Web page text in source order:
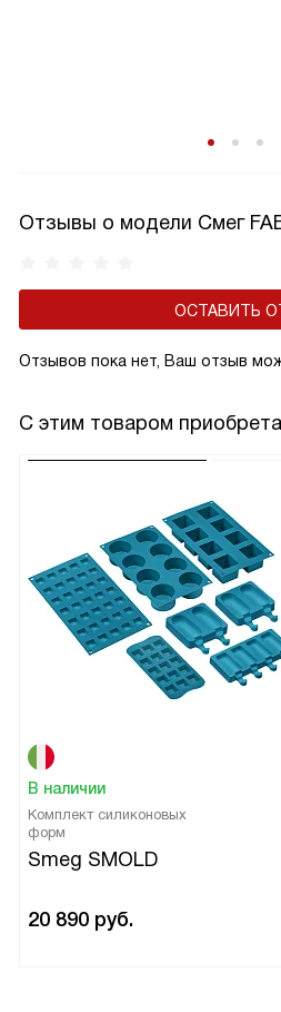
Отзывы о модели Смег
ОСТАВИТЬ
Отзывов пока нет, Ваш отзыв
С этим товаром
В наличии
Комплект силиконовых
форм
Smeg SMOLD
20 890 руб.